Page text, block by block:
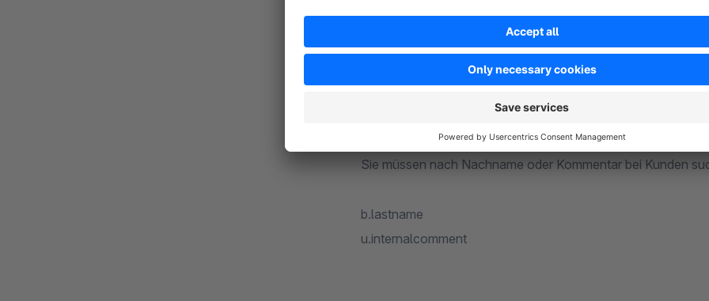
aa.attr1
Sie müssen nach Nachname oder Kommentar bei Kunden
b.lastname
u.internalcomment